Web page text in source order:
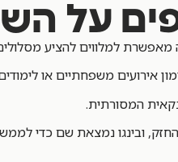
על
למלווים להציע
אירועים משפחתיים או
המסורתית.
ובינגו נמצאת שם כדי